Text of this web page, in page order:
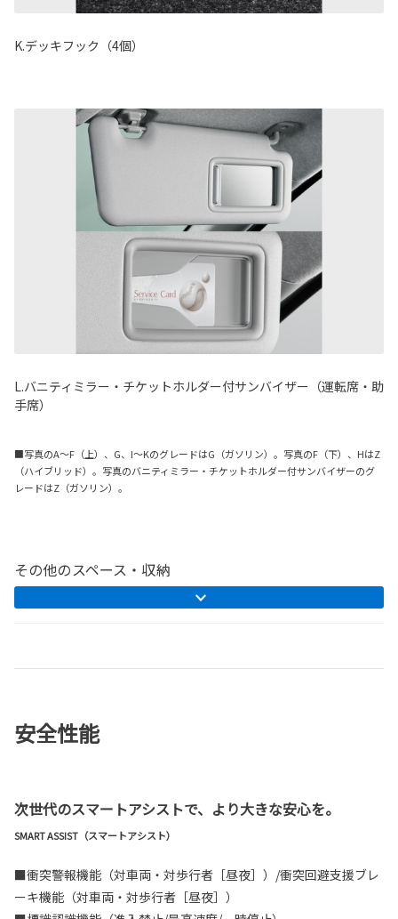
K.デッキフック（4個）
L.バニティミラー・チケットホルダー付サンバイザー（運転席・助
手席）
■写真のA〜F（上）、G、I〜KのグレードはG（ガソリン）。写真のF（下）、HはZ
（ハイブリッド）。写真のバニティミラー・チケットホルダー付サンバイザーのグ
レードはZ（ガソリン）。
その他のスペース・収納
安全性能
次世代のスマートアシストで、より大きな安心を。
SMART ASSIST（スマートアシスト）
■衝突警報機能（対車両・対歩行者［昼夜］）/衝突回避支援ブレ
ーキ機能（対車両・対歩行者［昼夜］）